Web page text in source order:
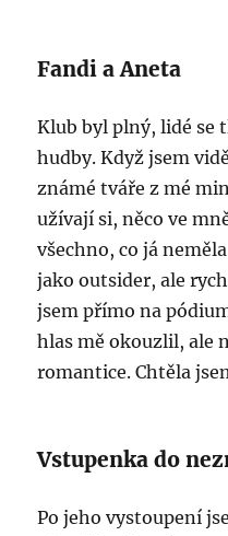
Fandi a Aneta
Klub byl plný, lidé se
hudby. Když jsem
známé tváře z mé
užívají si, něco ve
všechno, co já
jako outsider, ale
jsem přímo na
hlas mě okouzlil, ale
romantice. Chtěla
Vstupenka do
Po jeho vystoupení